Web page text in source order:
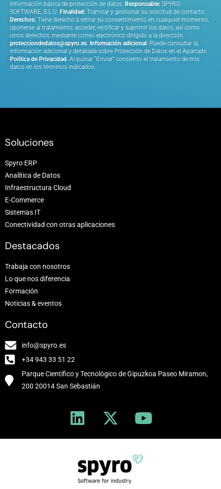
Información básica de protección de datos. Responsable: SPYRO
SOFTWARE, S.L.U. Finalidad: Tramitar y gestionar su solicitud de contacto.
Derechos: Tiene derecho a retirar su consentimiento en cualquier momento,
oponerse al tratamiento, acceder, rectificar y suprimir los datos, así como
otros derechos, mediante correo electrónico dirigido a la dirección
protecciondedatos@spyro.es. Información adicional: Puede consultar la
información adicional y detallada sobre Protección de Datos en el Apartado
Política de Privacidad . Al pulsar “Enviar” consiento el tratamiento de mis
datos en los términos indicados.
Soluciones
Spyro ERP
Analítica de Datos
Infraestructura Cloud
E-Commerce
Sistemas IT
Conectividad con otras aplicaciones
Destacados
Trabaja con nosotros
Lo que nos diferencia
Formación
Noticias & eventos
Contacto
info@spyro.es
+34 943 33 51 22
Parque Científico y Tecnológico de Gipuzkoa Paseo Miramon,
200 20014 San Sebastián